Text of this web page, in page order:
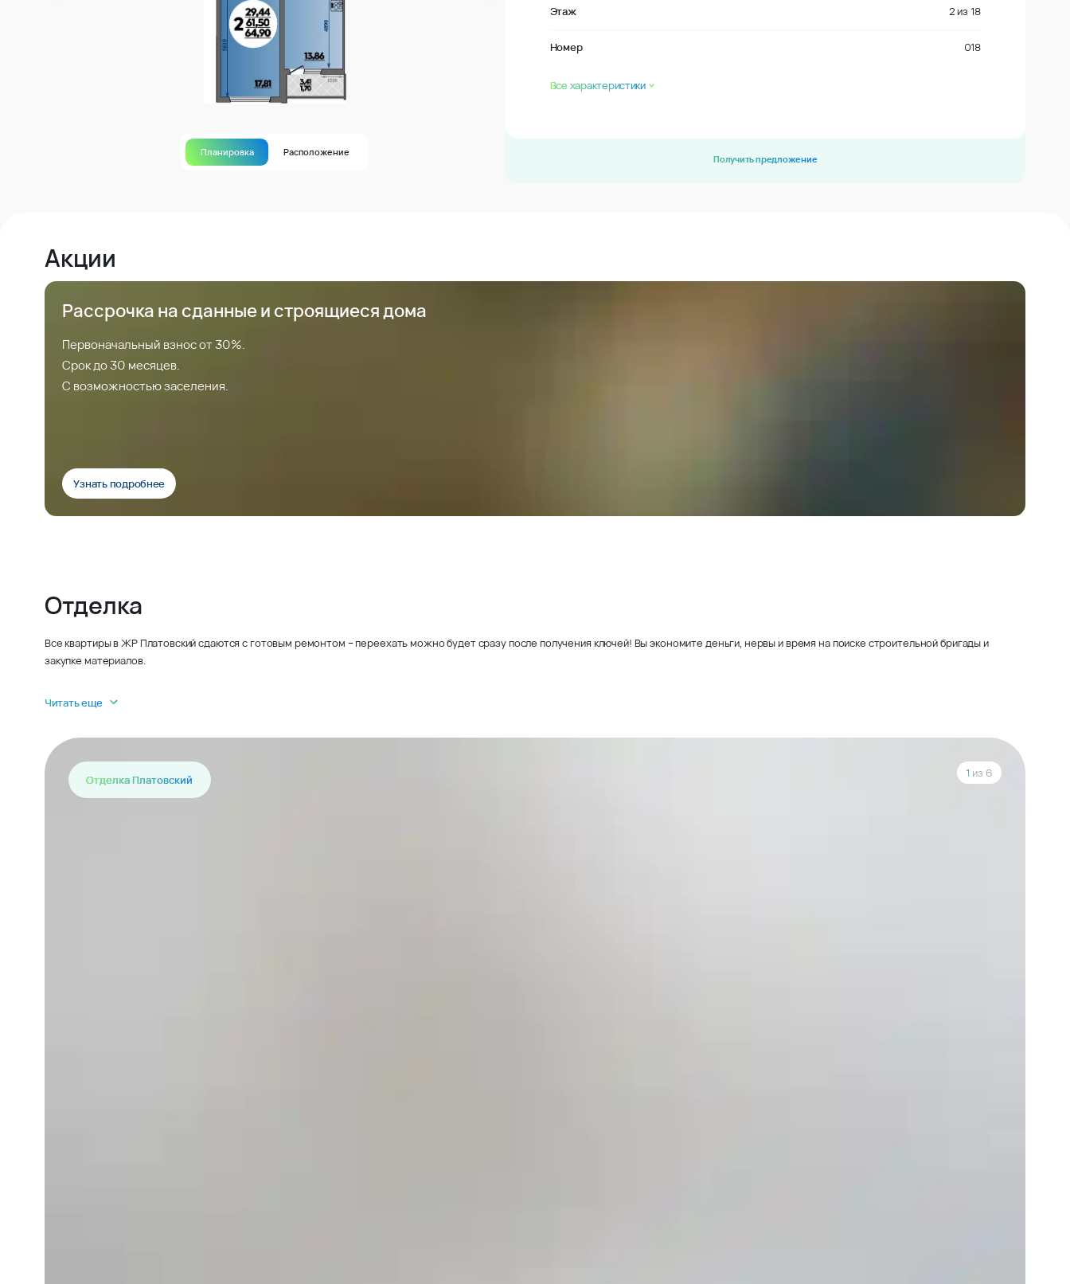
Планировка Расположение
Этаж 2 из 18
Номер 018
Все характеристики
Получить предложение
Акции
Рассрочка на сданные и строящиеся дома
Первоначальный взнос от 30%.
Срок до 30 месяцев.
С возможностью заселения.
Узнать подробнее
Отделка
Все квартиры в ЖР Платовский сдаются с готовым ремонтом – переехать можно будет сразу после получения ключей! Вы экономите деньги, нервы и время на поиске строительной бригады и
закупке материалов.
Читать еще
Отделка Платовский
1 из 6